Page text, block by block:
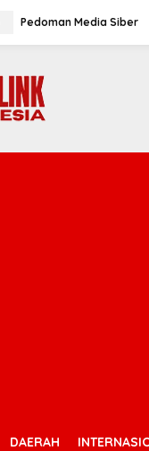
Pedoman Media Siber
DAERAH